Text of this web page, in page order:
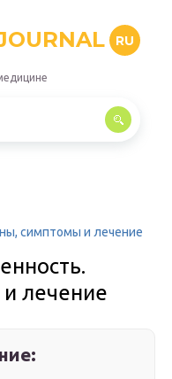
RU
симптомы и лечение
лечение